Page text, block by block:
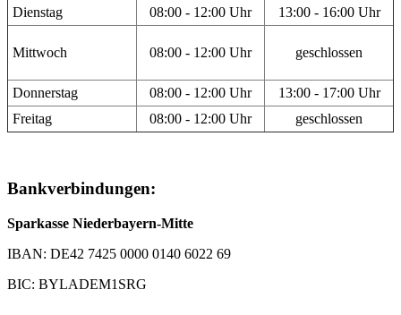
Dienstag
08:00 - 12:00 Uhr 13:00 - 16:00 Uhr
Mittwoch 08:00 - 12:00 Uhr geschlossen
Donnerstag 08:00 - 12:00 Uhr
13:00 - 17:00 Uhr
Freitag
08:00 - 12:00 Uhr geschlossen
Bankverbindungen:
Sparkasse Niederbayern-Mitte
IBAN: DE42 7425 0000 0140 6022 69
BIC: BYLADEM1SRG